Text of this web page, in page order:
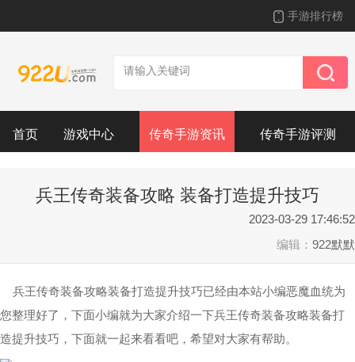
手游排行榜
首页 游戏中心 传奇手游资讯 传奇手游评测
兵王传奇装备攻略 装备打造提升技巧
2023-03-29 17:46:52
编辑： 922默默
兵王传奇装备攻略装备打造提升技巧已经由本站小编恶魔血统为
您整理好了，下面小编就为大家介绍一下兵王传奇装备攻略装备打
造提升技巧，下面就一起来看看吧，希望对大家有帮助。